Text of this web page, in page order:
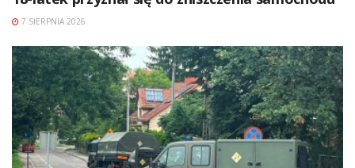
7 SIERPNIA 2026